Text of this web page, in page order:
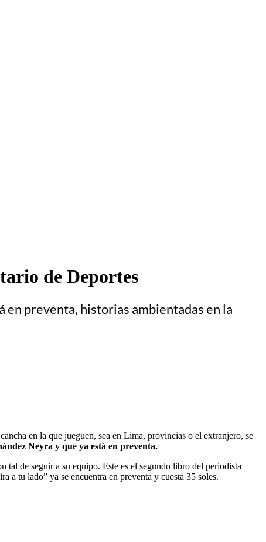
de Deportes
en preventa, historias ambientadas en la
en la que jueguen, sea en Lima, provincias o el extranjero, se
Neyra y que ya está en preventa.
tal de seguir a su equipo. Este es el segundo libro del periodista
tu lado” ya se encuentra en preventa y cuesta 35 soles.